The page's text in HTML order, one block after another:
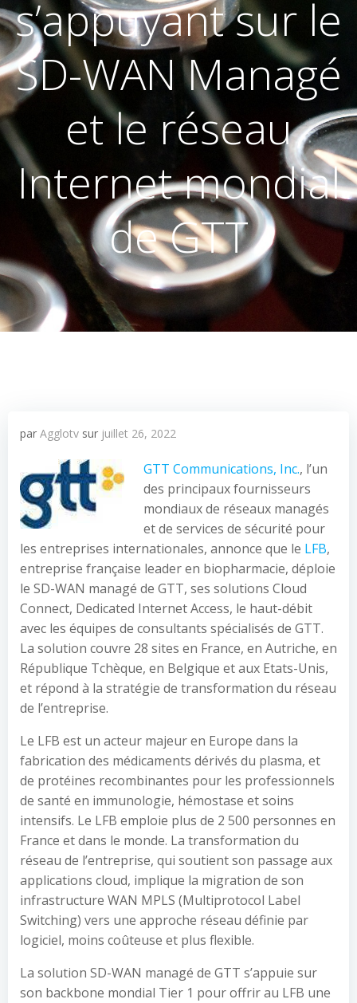
s’appuyant sur le
SD-WAN Managé
et le réseau
Internet mondial
de GTT
par Agglotv sur juillet 26, 2022
GTT Communications, Inc., l’un
des principaux fournisseurs
mondiaux de réseaux managés
et de services de sécurité pour
les entreprises internationales, annonce que le LFB,
entreprise française leader en biopharmacie, déploie
le SD-WAN managé de GTT, ses solutions Cloud
Connect, Dedicated Internet Access, le haut-débit
avec les équipes de consultants spécialisés de GTT.
La solution couvre 28 sites en France, en Autriche, en
République Tchèque, en Belgique et aux Etats-Unis,
et répond à la stratégie de transformation du réseau
de l’entreprise.
Le LFB est un acteur majeur en Europe dans la
fabrication des médicaments dérivés du plasma, et
de protéines recombinantes pour les professionnels
de santé en immunologie, hémostase et soins
intensifs. Le LFB emploie plus de 2 500 personnes en
France et dans le monde. La transformation du
réseau de l’entreprise, qui soutient son passage aux
applications cloud, implique la migration de son
infrastructure WAN MPLS (Multiprotocol Label
Switching) vers une approche réseau définie par
logiciel, moins coûteuse et plus flexible.
La solution SD-WAN managé de GTT s’appuie sur
son backbone mondial Tier 1 pour offrir au LFB une